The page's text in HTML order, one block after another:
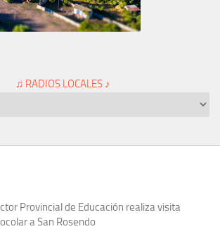
♫ RADIOS LOCALES ♪
Provincial de Educación realiza visita
a San Rosendo